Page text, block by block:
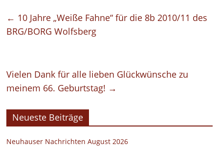
← 10 Jahre „Weiße Fahne“ für die 8b 2010/11 des
BRG/BORG Wolfsberg
Vielen Dank für alle lieben Glückwünsche zu
meinem 66. Geburtstag! →
Neueste Beiträge
Neuhauser Nachrichten August 2026